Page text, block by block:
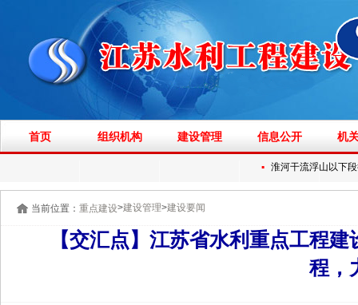
首页 组织机构 建设管理 信息公开 机
淮河干流浮山以下段
当前位置： 重点建设>建设管理>建设要闻
【交汇点】江苏省水利重点工程
程，